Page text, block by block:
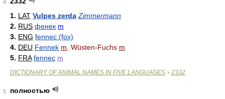
4
1. LAT Vulpes zerda Zimmermann
2. RUS фенек m
3. ENG fennec (fox)
4. DEU Fennek m , Wüsten-Fuchs m
5. FRA fennec m
DICTIONARY OF ANIMAL NAMES IN FIVE LANGUAGES > 2332
5
полностью